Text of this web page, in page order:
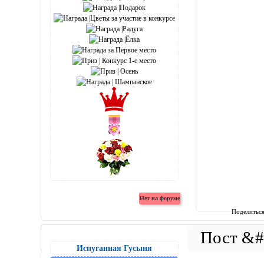
Испуганная Гусыня